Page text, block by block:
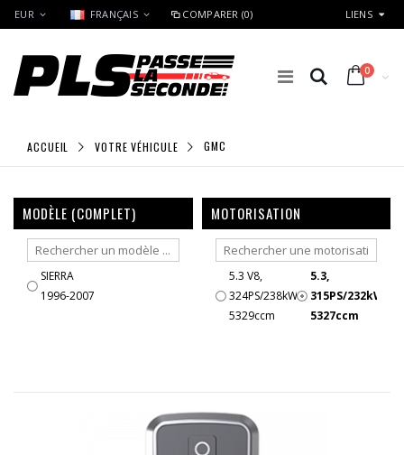
EUR FRANÇAIS COMPARER (0) LIENS
0
ACCUEIL VOTRE VÉHICULE GMC
MODÈLE (COMPLET)
SIERRA
1996-2007
MOTORISATION
5.3 V8,
324PS/238kW,
5329ccm
5.3,
315PS/232kW,
5327ccm